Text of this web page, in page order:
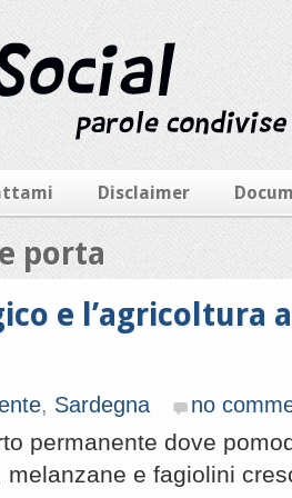
Disclaimer
porta
e l’agricoltura
, Sardegna no
permanente dove
melanzane e fagiolini